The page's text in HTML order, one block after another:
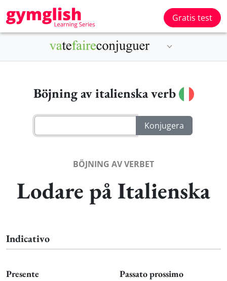
Gratis test
Böjning av italienska verb
BÖJNING AV VERBET
Lodare på Italienska
Indicativo
Presente Passato prossimo